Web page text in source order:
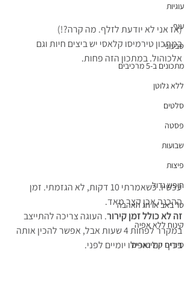
עוגיות
עוף
טבעוני
מתכונים ב-5 מרכיבים
ללא גלוטן
סלטים
פסטה
שבועות
פיצות
חופש גדול
טו' באב או חג האהבה
קינוח ללא אפיה
סיורים קולינארים
(אז אני לא יודעת לזלף. מה קרה?!)
במתכון טירמיסו קלאסי יש ביצים חיות וגם
אלכוהול. במתכון הזה פחות.
עכשיו. כשאמרתי 10 דקות, לא הגזמתי. זמן
ההכנה אכן קצר מאד.
זה לא כולל זמן קירור. העוגה צריכה להתייצב
במקרר לפחות 4 שעות אבל, אפשר להכין אותה
בכיף יום ואפילו יומיים לפני.